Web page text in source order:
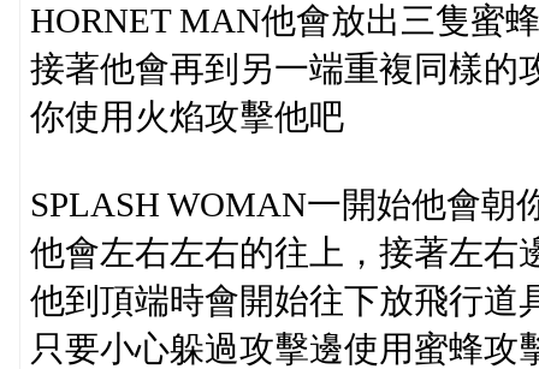
HORNET MAN他會放出三隻蜜
接著他會再到另一端重複同樣的
你使用火焰攻擊他吧
SPLASH WOMAN一開始他會朝
他會左右左右的往上，接著左右
他到頂端時會開始往下放飛行道
只要小心躲過攻擊邊使用蜜蜂攻